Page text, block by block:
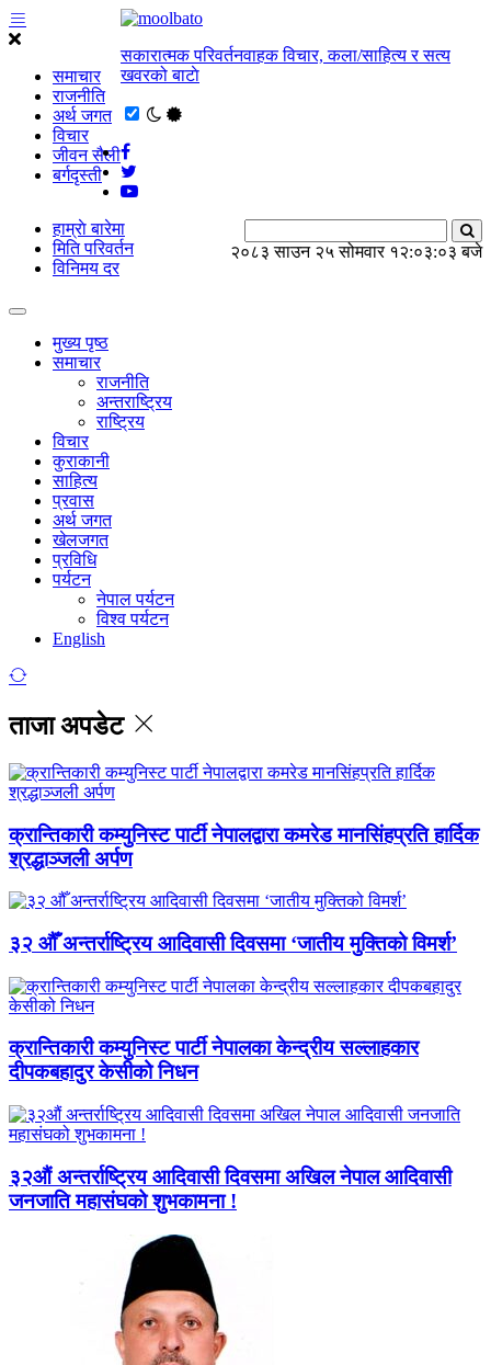
समाचार
राजनीति
अर्थ जगत
विचार
जीवन सैली
बर्गदृस्ती
सकारात्मक परिवर्तनवाहक विचार, कला/साहित्य र सत्य
खवरको बाटाे
२०८३ साउन २५ सोमवार १२:०३:०३ बजे
हाम्राे बारेमा
मिति परिवर्तन
विनिमय दर
मुख्य पृष्ठ
समाचार
राजनीति
अन्तराष्ट्रिय
राष्ट्रिय
विचार
कुराकानी
साहित्य
प्रवास
अर्थ जगत
खेलजगत
प्रविधि
पर्यटन
नेपाल पर्यटन
विश्व पर्यटन
English
ताजा अपडेट
क्रान्तिकारी कम्युनिस्ट पार्टी नेपालद्वारा कमरेड मानसिंहप्रति हार्दिक
श्रद्धाञ्जली अर्पण
३२ औँ अन्तर्राष्ट्रिय आदिवासी दिवसमा ‘जातीय मुक्तिको विमर्श’
क्रान्तिकारी कम्युनिस्ट पार्टी नेपालका केन्द्रीय सल्लाहकार
दीपकबहादुर केसीको निधन
३२औं अन्तर्राष्ट्रिय आदिवासी दिवसमा अखिल नेपाल आदिवासी
जनजाति महासंघको शुभकामना !